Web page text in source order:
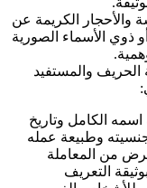
والأحجار الكريمة عن
ذوي الأسماء الصورية
والمستفيد
الكامل وتاريخ
وطبيعة عمله
من المعاملة
التعريف